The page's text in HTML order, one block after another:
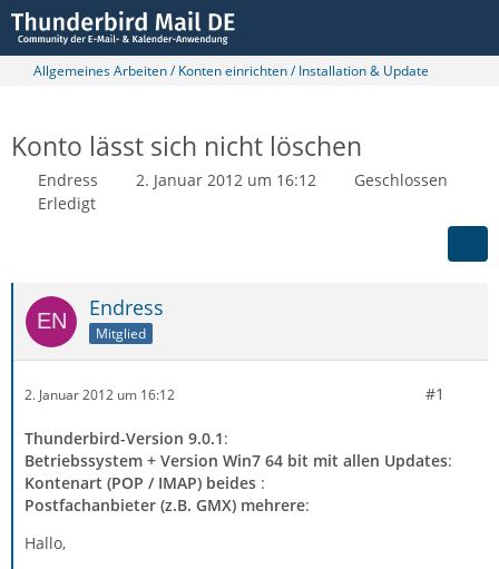
Allgemeines Arbeiten / Konten einrichten / Installation & Update
Konto lässt sich nicht löschen
Endress 2. Januar 2012 um 16:12
Geschlossen
Erledigt
Endress
Mitglied
2. Januar 2012 um 16:12 #1
Thunderbird-Version 9.0.1:
Betriebssystem + Version Win7 64 bit mit allen Updates:
Kontenart (POP / IMAP) beides :
Postfachanbieter (z.B. GMX) mehrere:
Hallo,